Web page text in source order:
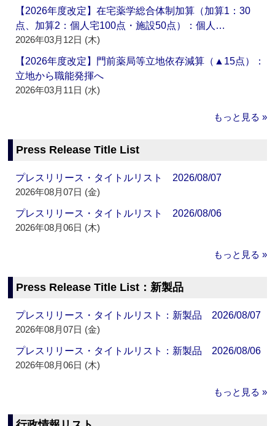
【2026年度改定】在宅薬学総合体制加算（加算1：30
点、加算2：個人宅100点・施設50点）：個人…
2026年03月12日 (木)
【2026年度改定】門前薬局等立地依存減算（▲15点）：
立地から職能発揮へ
2026年03月11日 (水)
もっと見る »
Press Release Title List
プレスリリース・タイトルリスト 2026/08/07
2026年08月07日 (金)
プレスリリース・タイトルリスト 2026/08/06
2026年08月06日 (木)
もっと見る »
Press Release Title List：新製品
プレスリリース・タイトルリスト：新製品 2026/08/07
2026年08月07日 (金)
プレスリリース・タイトルリスト：新製品 2026/08/06
2026年08月06日 (木)
もっと見る »